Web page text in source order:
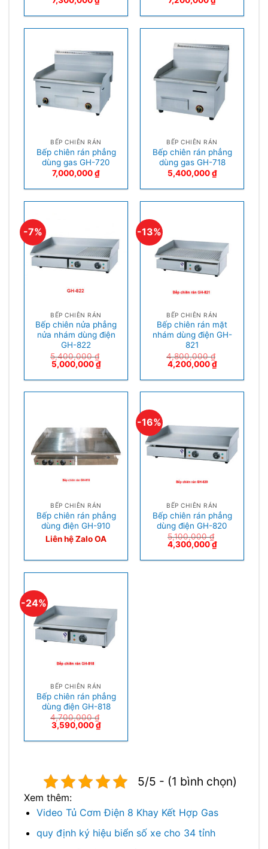
BẾP CHIÊN RÁN
Bếp chiên rán phẳng
dùng gas GH-720
7,000,000₫
BẾP CHIÊN RÁN
Bếp chiên rán phẳng
dùng gas GH-718
5,400,000₫
-7%
BẾP CHIÊN RÁN
Bếp chiên nửa phẳng
nửa nhám dùng điện
GH-822
5,400,000₫
5,000,000₫
-13%
BẾP CHIÊN RÁN
Bếp chiên rán mặt
nhám dùng điện GH-
821
4,800,000₫
4,200,000₫
BẾP CHIÊN RÁN
Bếp chiên rán phẳng
dùng điện GH-910
Liên hệ Zalo OA
-16%
BẾP CHIÊN RÁN
Bếp chiên rán phẳng
dùng điện GH-820
5,100,000₫
4,300,000₫
-24%
BẾP CHIÊN RÁN
Bếp chiên rán phẳng
dùng điện GH-818
4,700,000₫
3,590,000₫
5/5 - (1 bình chọn)
Xem thêm:
Video Tủ Cơm Điện 8 Khay Kết Hợp Gas
quy định ký hiệu biển số xe cho 34 tỉnh